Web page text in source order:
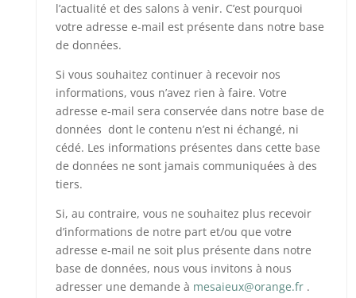
l’actualité et des salons à venir. C’est pourquoi
votre adresse e-mail est présente dans notre base
de données.
Si vous souhaitez continuer à recevoir nos
informations, vous n’avez rien à faire. Votre
adresse e-mail sera conservée dans notre base de
données dont le contenu n’est ni échangé, ni
cédé. Les informations présentes dans cette base
de données ne sont jamais communiquées à des
tiers.
Si, au contraire, vous ne souhaitez plus recevoir
d’informations de notre part et/ou que votre
adresse e-mail ne soit plus présente dans notre
base de données, nous vous invitons à nous
adresser une demande à mesaieux@orange.fr.